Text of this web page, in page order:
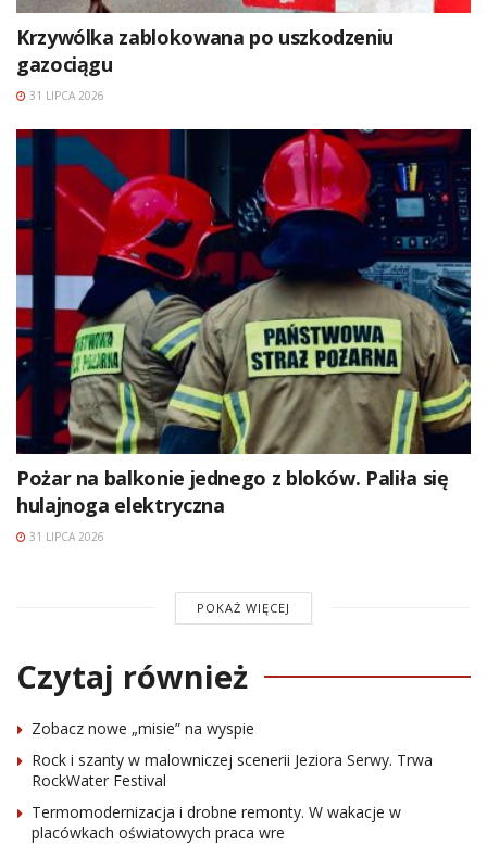
Krzywólka zablokowana po uszkodzeniu
gazociągu
31 LIPCA 2026
Pożar na balkonie jednego z bloków. Paliła się
hulajnoga elektryczna
31 LIPCA 2026
POKAŻ WIĘCEJ
Czytaj również
Zobacz nowe „misie” na wyspie
Rock i szanty w malowniczej scenerii Jeziora Serwy. Trwa
RockWater Festival
Termomodernizacja i drobne remonty. W wakacje w
placówkach oświatowych praca wre